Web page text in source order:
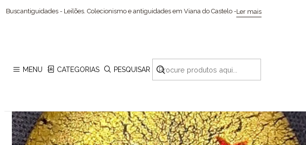
MENU CATEGORIAS PESQUISAR
Buscantiguidades - Leilões. Colecionismo e antiguidades em Viana do Castelo -Ler mais
Início Vidros & Cristais